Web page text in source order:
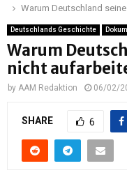
Warum Deutschland
Deutschlands Geschichte
Warum
nicht
by AAM Redaktion 06/02/
SHARE 6